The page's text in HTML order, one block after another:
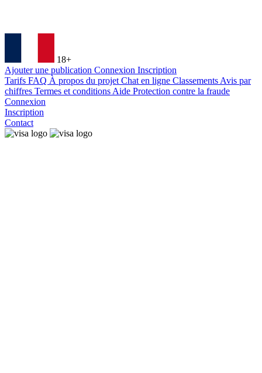
18+
Ajouter une publication Connexion Inscription
Tarifs FAQ À propos du projet Chat en ligne Classements Avis par
chiffres Termes et conditions Aide Protection contre la fraude
Connexion
Inscription
Contact